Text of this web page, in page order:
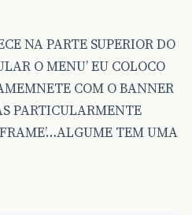
NA PARTE SUPERIOR DO
O MENU’ EU COLOCO
COM O BANNER
PARTICULARMENTE
TEM UMA